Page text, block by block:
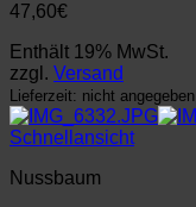
47,60€
Enthält 19% MwSt.
zzgl. Versand
Lieferzeit: nicht angegeben
Schnellansicht
Nussbaum